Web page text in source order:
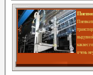
как вес
очень